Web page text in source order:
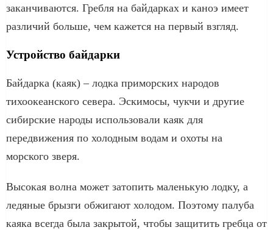
заканчиваются. Гребля на байдарках и каноэ имеет
различий больше, чем кажется на первый взгляд.
Устройство байдарки
Байдарка (каяк) – лодка приморских народов
тихоокеанского севера. Эскимосы, чукчи и другие
сибирские народы использовали каяк для
передвижения по холодным водам и охоты на
морского зверя.
Высокая волна может затопить маленькую лодку, а
ледяные брызги обжигают холодом. Поэтому палуба
каяка всегда была закрытой, чтобы защитить гребца от